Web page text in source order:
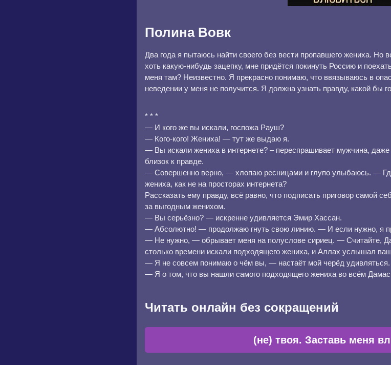
Полина Вовк
Два года я пытаюсь найти своего без вести пропавшего жениха. Но
хоть какую-нибудь зацепку, мне придётся покинуть Россию и
меня там? Неизвестно. Я прекрасно понимаю, что ввязываюсь в
неведении у меня не получится. Я должна узнать правду, какой бы
* * *
— И кого же вы искали, госпожа Рауш?
— Кого-кого! Жениха! — тут же выдаю я.
— Вы искали жениха в интернете? – переспрашивает мужчина, даже
близок к правде.
— Совершенно верно, — хлопаю ресницами и глупо улыбаюсь. —
жениха, как не на просторах интернета?
Рассказать ему правду, всё равно, что подписать приговор самой
за выгодным женихом.
— Вы серьёзно? — искренне удивляется Эмир Хассан.
— Абсолютно! — продолжаю гнуть свою линию. — И если нужно, я
— Не нужно, — обрывает меня на полуслове сириец. — Считайте,
столько времени искали подходящего жениха, и Аллах услышал
— Я не совсем понимаю о чём вы, — настаёт мой черёд удивляться.
— Я о том, что вы нашли самого подходящего жениха во всём
Читать онлайн без сокращений
(не) твоя. Заставь меня